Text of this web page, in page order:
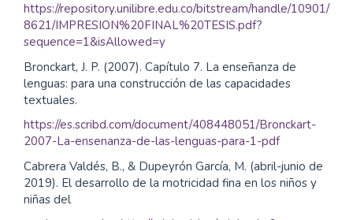
https://repository.unilibre.edu.co/bitstream/handle/10901/
8621/IMPRESION%20FINAL%20TESIS.pdf?
sequence=1&isAllowed=y
Bronckart, J. P. (2007). Capítulo 7. La enseñanza de
lenguas: para una construcción de las capacidades
textuales.
https://es.scribd.com/document/408448051/Bronckart-
2007-La-ensenanza-de-las-lenguas-para-1-pdf
Cabrera Valdés, B., & Dupeyrón García, M. (abril-junio de
2019). El desarrollo de la motricidad fina en los niños y
niñas del